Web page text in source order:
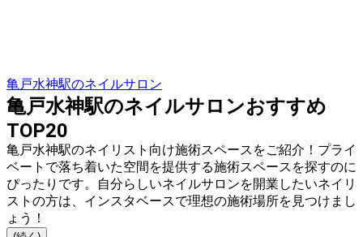
亀戸水神駅のネイルサロン
亀戸水神駅のネイルサロンおすすめ
TOP20
亀戸水神駅のネイリスト向け施術スペースをご紹介！プライ
ベートで落ち着いた空間を提供する施術スペースを探すのに
ぴったりです。自分らしいネイルサロンを開業したいネイリ
ストの方は、インスタベースで理想の施術場所を見つけまし
ょう！